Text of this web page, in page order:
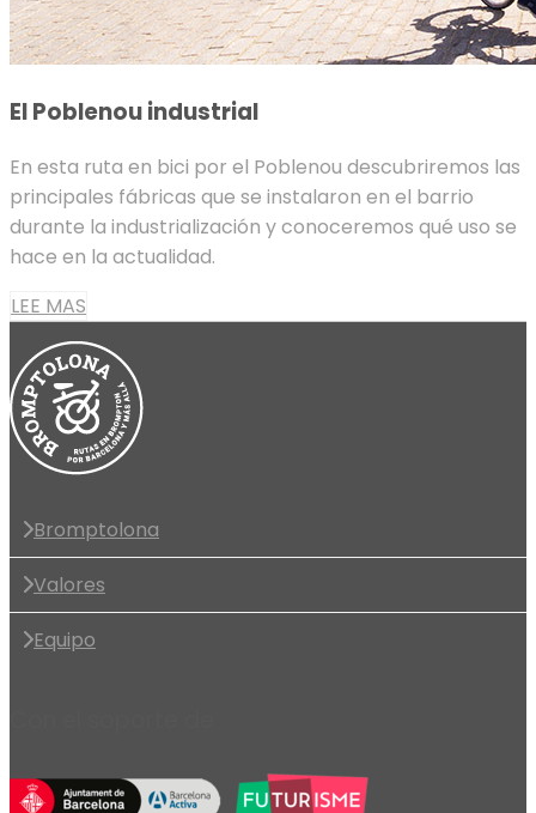
El Poblenou industrial
En esta ruta en bici por el Poblenou descubriremos las
principales fábricas que se instalaron en el barrio
durante la industrialización y conoceremos qué uso se
hace en la actualidad.
LEE MAS
Bromptolona
Valores
Equipo